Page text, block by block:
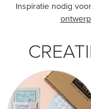
Inspiratie nodig